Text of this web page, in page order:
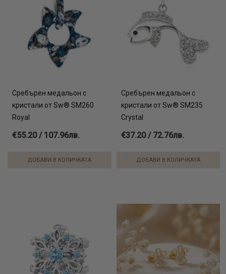
Сребърен медальон с
кристали от Sw® SM260
Royal
€55.20 / 107.96лв.
ДОБАВИ В КОЛИЧКАТА
Сребърен медальон с
кристали от Sw® SM235
Crystal
€37.20 / 72.76лв.
ДОБАВИ В КОЛИЧКАТА